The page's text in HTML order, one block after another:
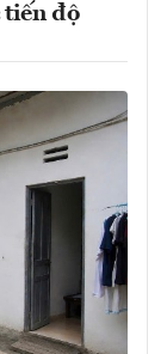
tiến độ